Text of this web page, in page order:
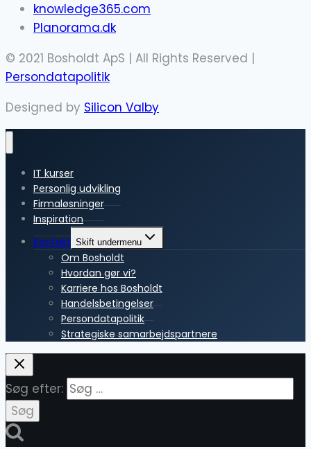
knowledge365.com
Planorama.dk
© 2021 Bosholdt ApS | All Rights Reserved |
Persondatapolitik
Designed by Silicon Valby
IT kurser
Personlig udvikling
Firmaløsninger
Inspiration
Kontakt Skift undermenu
Om Bosholdt
Hvordan gør vi?
Karriere hos Bosholdt
Handelsbetingelser
Persondatapolitik
Strategiske samarbejdspartnere
Søg efter: